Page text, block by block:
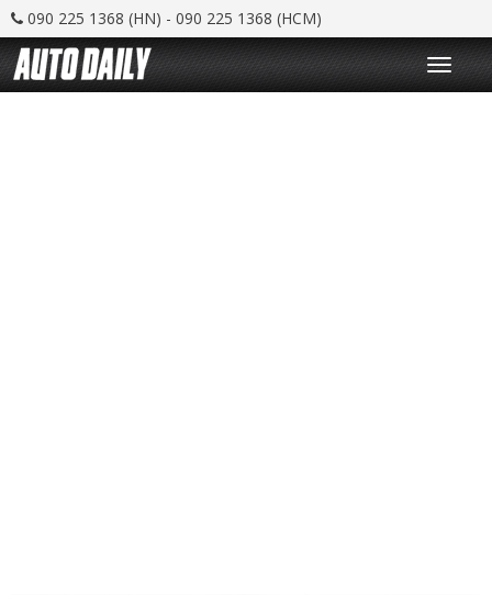
090 225 1368 (HN) - 090 225 1368 (HCM)
T
o
g